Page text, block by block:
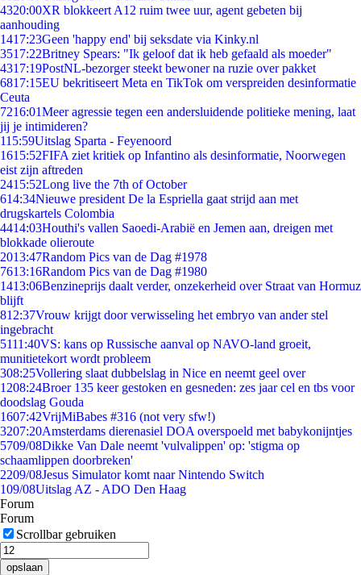
4320:00XR blokkeert A12 ruim twee uur, agent gebeten bij
aanhouding
1417:23Geen 'happy end' bij seksdate via Kinky.nl
3517:22Britney Spears: "Ik geloof dat ik heb gefaald als moeder"
4317:19PostNL-bezorger steekt bewoner na ruzie over pakket
6817:15EU bekritiseert Meta en TikTok om verspreiden desinformatie
Ceuta
7216:01Meer agressie tegen een andersluidende politieke mening, laat
jij je intimideren?
115:59Uitslag Sparta - Feyenoord
1615:52FIFA ziet kritiek op Infantino als desinformatie, Noorwegen
eist zijn aftreden
2415:52Long live the 7th of October
614:34Nieuwe president De la Espriella gaat strijd aan met
drugskartels Colombia
4414:03Houthi's vallen Saoedi-Arabië en Jemen aan, dreigen met
blokkade olieroute
2013:47Random Pics van de Dag #1978
7613:16Random Pics van de Dag #1980
1413:06Benzineprijs daalt verder, onzekerheid over Straat van Hormuz
blijft
812:37Vrouw krijgt door verwisseling het embryo van ander stel
ingebracht
5111:40VS: kans op Russische aanval op NAVO-land groeit,
munitietekort wordt probleem
308:25Vollering slaat dubbelslag in Nice en neemt geel over
1208:24Broer 135 keer gestoken en gesneden: zes jaar cel en tbs voor
doodslag Gouda
1607:42VrijMiBabes #316 (not very sfw!)
3207:20Amsterdams dierenasiel DOA overspoeld met babykonijntjes
5709/08Dikke Van Dale neemt 'vulvalippen' op: 'stigma op
schaamlippen doorbreken'
2209/08Jesus Simulator komt naar Nintendo Switch
109/08Uitslag AZ - ADO Den Haag
Forum
Forum
Scrollbar gebruiken
opslaan